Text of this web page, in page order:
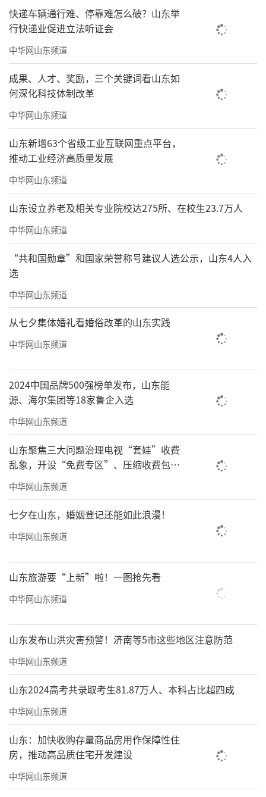
快递车辆通行难、停靠难怎么破？山东举
行快递业促进立法听证会
中华网山东频道
成果、人才、奖励，三个关键词看山东如
何深化科技体制改革
中华网山东频道
山东新增63个省级工业互联网重点平台，
推动工业经济高质量发展
中华网山东频道
山东设立养老及相关专业院校达275所、在校生23.7万人
中华网山东频道
“共和国勋章”和国家荣誉称号建议人选公示，山东4人入
选
中华网山东频道
从七夕集体婚礼看婚俗改革的山东实践
中华网山东频道
2024中国品牌500强榜单发布，山东能
源、海尔集团等18家鲁企入选
中华网山东频道
山东聚焦三大问题治理电视“套娃”收费
乱象，开设“免费专区”、压缩收费包比
例70%以上
中华网山东频道
七夕在山东，婚姻登记还能如此浪漫！
中华网山东频道
山东旅游要“上新”啦！一图抢先看
中华网山东频道
山东发布山洪灾害预警！济南等5市这些地区注意防范
中华网山东频道
山东2024高考共录取考生81.87万人、本科占比超四成
中华网山东频道
山东：加快收购存量商品房用作保障性住
房，推动高品质住宅开发建设
中华网山东频道